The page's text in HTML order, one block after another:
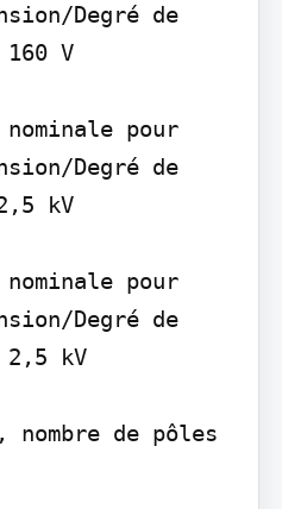
Degré de
V
pour
Degré de
kV
pour
Degré de
kV
nombre de pôles